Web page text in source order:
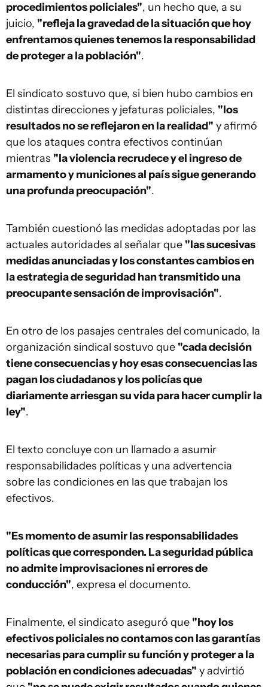
procedimientos policiales", un hecho que, a su
juicio, "refleja la gravedad de la situación que hoy
enfrentamos quienes tenemos la responsabilidad
de proteger a la población".
El sindicato sostuvo que, si bien hubo cambios en
distintas direcciones y jefaturas policiales, "los
resultados no se reflejaron en la realidad" y afirmó
que los ataques contra efectivos continúan
mientras "la violencia recrudece y el ingreso de
armamento y municiones al país sigue generando
una profunda preocupación".
También cuestionó las medidas adoptadas por las
actuales autoridades al señalar que "las sucesivas
medidas anunciadas y los constantes cambios en
la estrategia de seguridad han transmitido una
preocupante sensación de improvisación".
En otro de los pasajes centrales del comunicado, la
organización sindical sostuvo que "cada decisión
tiene consecuencias y hoy esas consecuencias las
pagan los ciudadanos y los policías que
diariamente arriesgan su vida para hacer cumplir la
ley".
El texto concluye con un llamado a asumir
responsabilidades políticas y una advertencia
sobre las condiciones en las que trabajan los
efectivos.
"Es momento de asumir las responsabilidades
políticas que corresponden. La seguridad pública
no admite improvisaciones ni errores de
conducción", expresa el documento.
Finalmente, el sindicato aseguró que "hoy los
efectivos policiales no contamos con las garantías
necesarias para cumplir su función y proteger a la
población en condiciones adecuadas" y advirtió